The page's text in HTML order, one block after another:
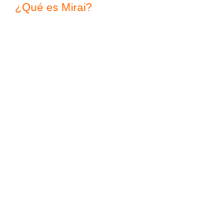
¿Qué es Mirai?